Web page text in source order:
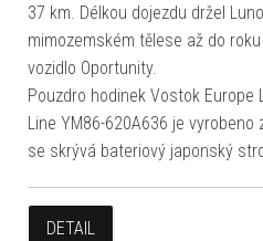
37 km. Délkou dojezdu držel
mimozemském tělese až do
vozidlo Oportunity.
Pouzdro hodinek Vostok Europe
Line YM86-620A636 je
se skrývá bateriový japonský
DETAIL